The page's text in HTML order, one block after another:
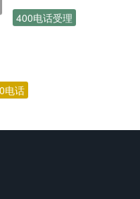
400电话受理